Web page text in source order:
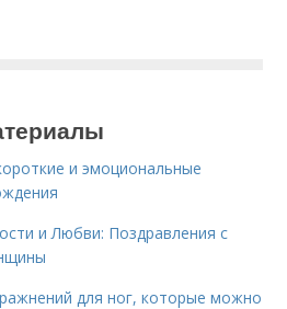
и эмоциональные
и Любви: Поздравления с
для ног, которые можно